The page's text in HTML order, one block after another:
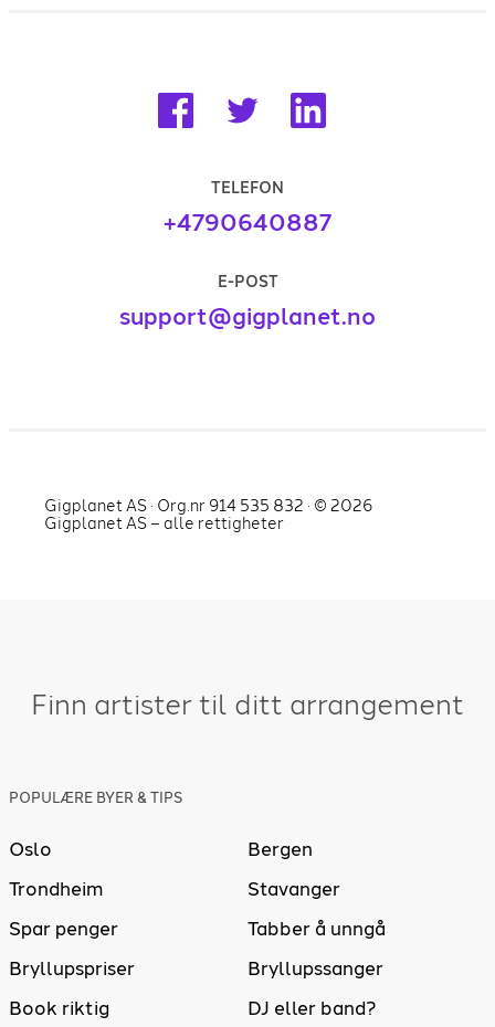
TELEFON
+4790640887
E-POST
support@gigplanet.no
Gigplanet AS · Org.nr 914 535 832 · © 2026
Gigplanet AS – alle rettigheter
Finn artister til ditt arrangement
POPULÆRE BYER & TIPS
Oslo
Bergen
Trondheim
Stavanger
Spar penger
Tabber å unngå
Bryllupspriser
Bryllupssanger
Book riktig
DJ eller band?